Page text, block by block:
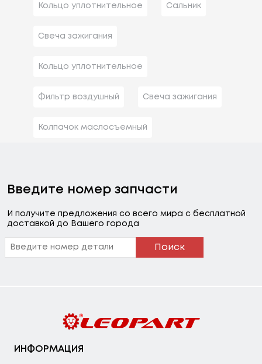
Кольцо уплотнительное Сальник
Свеча зажигания
Кольцо уплотнительное
Фильтр воздушный Свеча зажигания
Колпачок маслосъемный
Введите номер запчасти
И получите предложения со всего мира с бесплатной
доставкой до Вашего города
Поиск
ИНФОРМАЦИЯ